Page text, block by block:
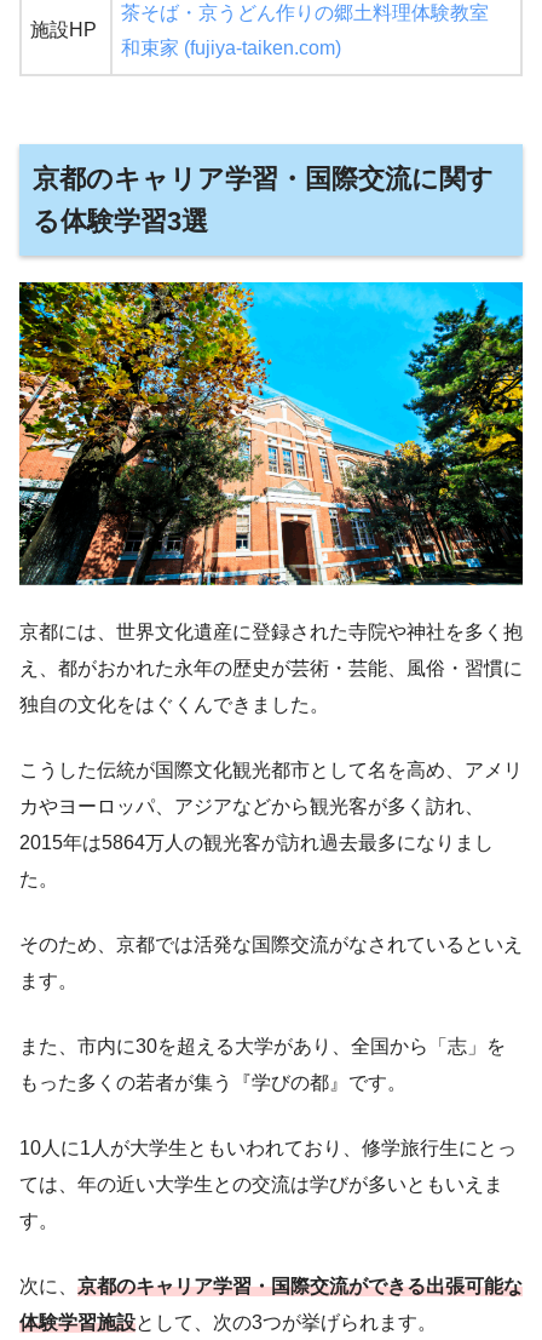
施設HP
茶そば・京うどん作りの郷土料理体験教室
和束家 (fujiya-taiken.com)
京都のキャリア学習・国際交流に関す
る体験学習3選
京都には、世界文化遺産に登録された寺院や神社を多く抱
え、都がおかれた永年の歴史が芸術・芸能、風俗・習慣に
独自の文化をはぐくんできました。
こうした伝統が国際文化観光都市として名を高め、アメリ
カやヨーロッパ、アジアなどから観光客が多く訪れ、
2015年は5864万人の観光客が訪れ過去最多になりまし
た。
そのため、京都では活発な国際交流がなされているといえ
ます。
また、市内に30を超える大学があり、全国から「志」を
もった多くの若者が集う『学びの都』です。
10人に1人が大学生ともいわれており、修学旅行生にとっ
ては、年の近い大学生との交流は学びが多いともいえま
す。
次に、 京都のキャリア学習・国際交流ができる出張可能な
体験学習施設として、次の3つが挙げられます。